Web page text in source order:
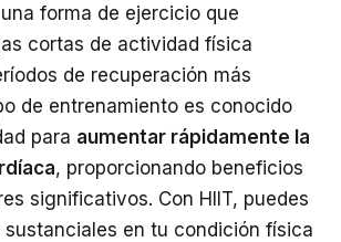
forma de ejercicio que
cortas de actividad física
de recuperación más
de entrenamiento es conocido
para aumentar rápidamente la
, proporcionando beneficios
significativos. Con HIIT, puedes
sustanciales en tu condición física